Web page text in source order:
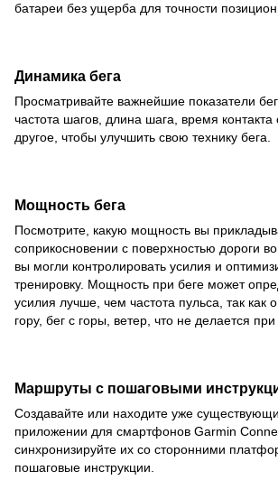
батареи без ущерба для точности
Динамика бега
Просматривайте важнейшие показатели
частота шагов, длина шага, время
другое, чтобы улучшить свою технику бега.
Мощность бега
Посмотрите, какую мощность вы
соприкосновении с поверхностью дороги
вы могли контролировать усилия и
тренировку. Мощность при беге может
усилия лучше, чем частота пульса, так как
гору, бег с горы, ветер, что не делается
Маршруты с пошаговыми
Создавайте или находите уже
приложении для смартфонов Garmin
синхронизируйте их со сторонними
пошаговые инструкции.